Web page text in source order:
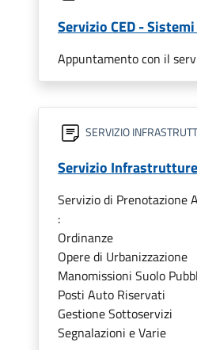
Servizio CED -
Appuntamento con il
SERVIZIO
Servizio
Servizio di Prenotazione
:
Ordinanze
Opere di Urbanizzazione
Manomissioni Suolo
Posti Auto Riservati
Gestione Sottoservizi
Segnalazioni e Varie